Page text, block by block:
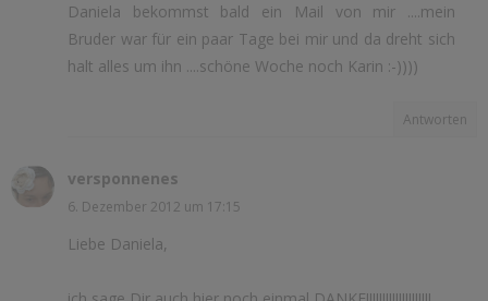
Daniela bekommst bald ein Mail von mir ....mein
Bruder war für ein paar Tage bei mir und da dreht sich
halt alles um ihn ....schöne Woche noch Karin :-))))
Antworten
versponnenes
6. Dezember 2012 um 17:15
Liebe Daniela,